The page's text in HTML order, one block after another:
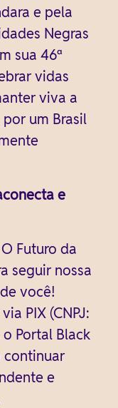
e pela
Negras
sua 46ª
vidas
viva a
um Brasil
e
Futuro da
seguir nossa
você!
PIX (CNPJ:
Portal Black
continuar
e